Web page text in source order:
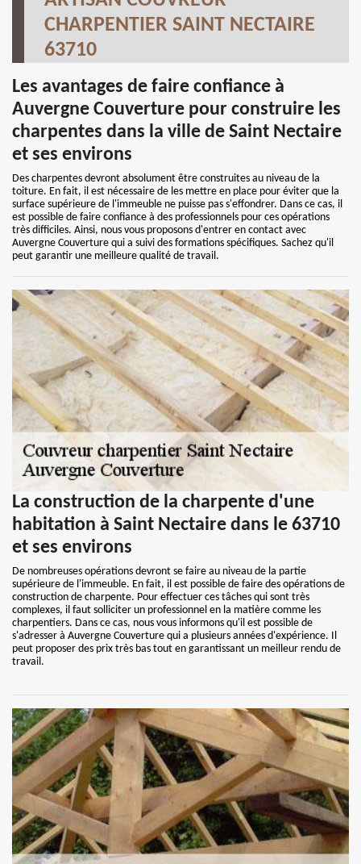
CHARPENTIER SAINT NECTAIRE
63710
Les avantages de faire confiance à
Auvergne Couverture pour construire les
charpentes dans la ville de Saint Nectaire
et ses environs
Des charpentes devront absolument être construites au niveau de la
toiture. En fait, il est nécessaire de les mettre en place pour éviter que la
surface supérieure de l'immeuble ne puisse pas s'effondrer. Dans ce cas, il
est possible de faire confiance à des professionnels pour ces opérations
très difficiles. Ainsi, nous vous proposons d'entrer en contact avec
Auvergne Couverture qui a suivi des formations spécifiques. Sachez qu'il
peut garantir une meilleure qualité de travail.
La construction de la charpente d'une
habitation à Saint Nectaire dans le 63710
et ses environs
De nombreuses opérations devront se faire au niveau de la partie
supérieure de l'immeuble. En fait, il est possible de faire des opérations de
construction de charpente. Pour effectuer ces tâches qui sont très
complexes, il faut solliciter un professionnel en la matière comme les
charpentiers. Dans ce cas, nous vous informons qu'il est possible de
s'adresser à Auvergne Couverture qui a plusieurs années d'expérience. Il
peut proposer des prix très bas tout en garantissant un meilleur rendu de
travail.